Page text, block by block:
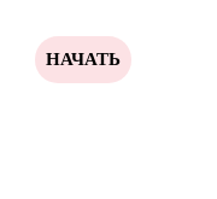
НАЧАТЬ